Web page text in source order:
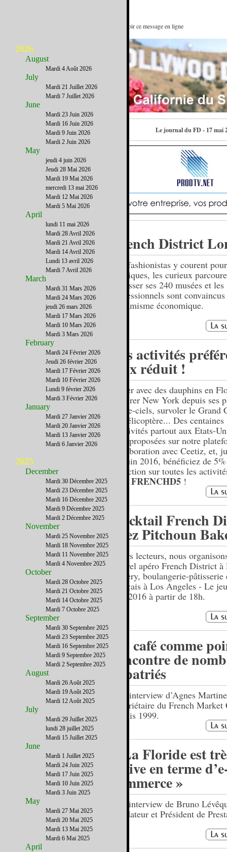
Trinquons au Rosé de Provence : Voir ce message en ligne
Le journal du FD - 17 mai
French District
Les fashionistas y courent
boutiques, les curieux
se lasser ses 240 musées et les
professionnels sont
dynamisme économique.
Vos activités
prix réduit !
Nager avec des dauphins en
admirer New York depuis ses
gratte-ciels, survoler le Grand
en hélicoptère... Des centaines
d'activités partout aux Etats-
sont proposées sur notre
collaboration avec Ceetiz, et,
30 juin 2016, bénéficiez de
réduction sur toutes les
FRENCHD5 !
Cocktail French
chez Pitchoun
Chers lecteurs, nous
nouvel apéro French District
Bakery, boulangerie-
français à Los Angeles - Le
mai 2016 à partir de 18h.
Un café comme
rencontre de
expatriés
Une interview d’Agnes
propriétaire du French Market
depuis 1999.
« La Floride est
active en terme
commerce »
Une interview de Bruno
Fondateur et Président de
2026
August
Mardi 4 Août 2026
July
Mardi 21 Juillet 2026
Mardi 7 Juillet 2026
June
Mardi 23 Juin 2026
Mardi 16 Juin 2026
Mardi 9 Juin 2026
Mardi 2 Juin 2026
May
jeudi 4 juin 2026
Jeudi 28 Mai 2026
Mardi 19 Mai 2026
mercredi 13 mai 2026
Mardi 12 Mai 2026
Mardi 5 Mai 2026
April
lundi 11 mai 2026
Mardi 28 Avril 2026
Mardi 21 Avril 2026
Mardi 14 Avril 2026
Lundi 13 avril 2026
Mardi 7 Avril 2026
March
Mardi 31 Mars 2026
Mardi 24 Mars 2026
jeudi 26 mars 2026
Mardi 17 Mars 2026
Mardi 10 Mars 2026
Mardi 3 Mars 2026
February
Mardi 24 Février 2026
Jeudi 26 février 2026
Mardi 17 Février 2026
Mardi 10 Février 2026
Lundi 9 février 2026
Mardi 3 Février 2026
January
Mardi 27 Janvier 2026
Mardi 20 Janvier 2026
Mardi 13 Janvier 2026
Mardi 6 Janvier 2026
2025
December
Mardi 30 Décembre 2025
Mardi 23 Décembre 2025
Mardi 16 Décembre 2025
Mardi 9 Décembre 2025
Mardi 2 Décembre 2025
November
Mardi 25 Novembre 2025
Mardi 18 Novembre 2025
Mardi 11 Novembre 2025
Mardi 4 Novembre 2025
October
Mardi 28 Octobre 2025
Mardi 21 Octobre 2025
Mardi 14 Octobre 2025
Mardi 7 Octobre 2025
September
Mardi 30 Septembre 2025
Mardi 23 Septembre 2025
Mardi 16 Septembre 2025
Mardi 9 Septembre 2025
Mardi 2 Septembre 2025
August
Mardi 26 Août 2025
Mardi 19 Août 2025
Mardi 12 Août 2025
July
Mardi 29 Juillet 2025
lundi 28 juillet 2025
Mardi 15 Juillet 2025
June
Mardi 1 Juillet 2025
Mardi 24 Juin 2025
Mardi 17 Juin 2025
Mardi 10 Juin 2025
Mardi 3 Juin 2025
May
Mardi 27 Mai 2025
Mardi 20 Mai 2025
Mardi 13 Mai 2025
Mardi 6 Mai 2025
April